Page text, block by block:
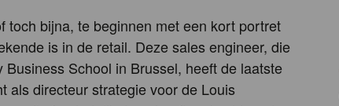
toch bijna, te beginnen met een kort portret
is in de retail. Deze sales engineer, die
School in Brussel, heeft de laatste
als directeur strategie voor de Louis